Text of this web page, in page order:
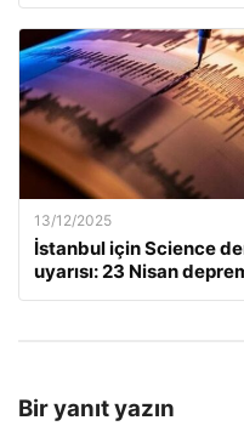
13/12/2025
İstanbul için Science
uyarısı: 23 Nisan
Bir yanıt yazın